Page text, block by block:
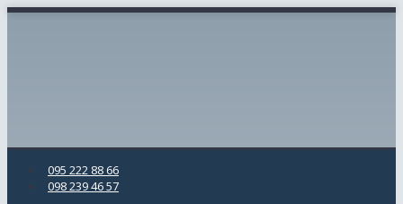
095 222 88 66
098 239 46 57